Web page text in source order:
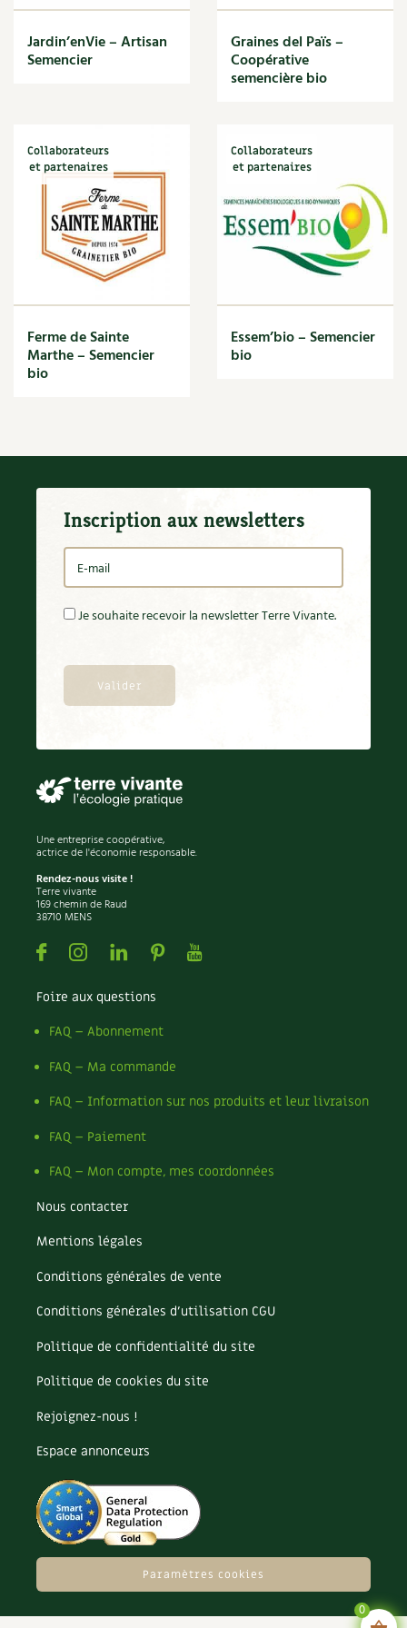
Compléments
Actualités
Vidéos et podcasts
Conseils vidéo des4 saisons
Secrets d’abonné
La vie secrète du jardin
Jardin’enVie – Artisan
Semencier
Graines del Païs –
Coopérative
semencière bio
Collaborateurs
et partenaires
Ferme de Sainte
Marthe – Semencier
bio
Collaborateurs
et partenaires
Essem’bio – Semencier
bio
Inscription aux newsletters
Je souhaite recevoir la newsletter Terre Vivante.
Une entreprise coopérative,
actrice de l'économie responsable.
Rendez-nous visite !
Terre vivante
169 chemin de Raud
38710 MENS
FacebookInstagramLinkedin
PinterestYoutube
Foire aux questions
FAQ – Abonnement
FAQ – Ma commande
FAQ – Information sur nos produits et leur livraison
FAQ – Paiement
FAQ – Mon compte, mes coordonnées
Nous contacter
Mentions légales
Conditions générales de vente
Conditions générales d’utilisation CGU
Politique de confidentialité du site
Politique de cookies du site
Rejoignez-nous !
Espace annonceurs
Paramètres cookies
0